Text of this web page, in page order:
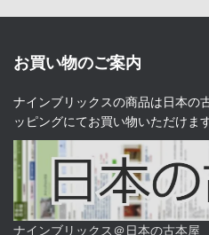
お買い物のご案内
ナインブリックスの商品は日本の
ッピングにてお買い物いただけます
ナインブリックス＠日本の古本屋